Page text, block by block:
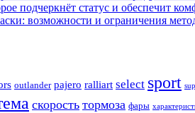
подчеркнёт статус и обеспечит
возможности и ограничения
outlander pajero ralliart select sport
скорость тормоза фары